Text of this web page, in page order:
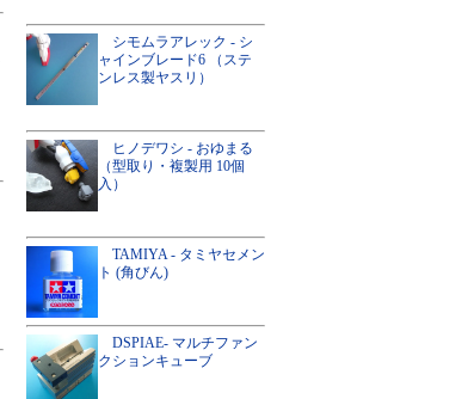
シモムラアレック - シ
ャインブレード6 （ステ
ンレス製ヤスリ）
ヒノデワシ - おゆまる
（型取り・複製用 10個
入）
TAMIYA - タミヤセメン
ト (角びん)
DSPIAE- マルチファン
クションキューブ